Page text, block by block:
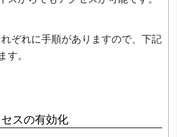
ぞれに手順がありますので、下記
す。
スの有効化